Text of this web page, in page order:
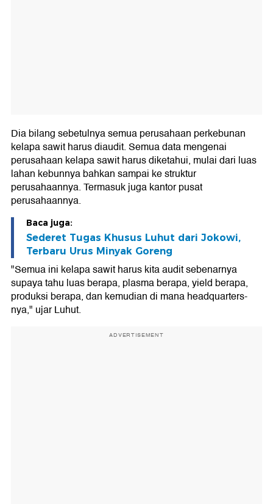
Dia bilang sebetulnya semua perusahaan perkebunan
kelapa sawit harus diaudit. Semua data mengenai
perusahaan kelapa sawit harus diketahui, mulai dari luas
lahan kebunnya bahkan sampai ke struktur
perusahaannya. Termasuk juga kantor pusat
perusahaannya.
Baca juga:
Sederet Tugas Khusus Luhut dari Jokowi,
Terbaru Urus Minyak Goreng
"Semua ini kelapa sawit harus kita audit sebenarnya
supaya tahu luas berapa, plasma berapa, yield berapa,
produksi berapa, dan kemudian di mana headquarters-
nya," ujar Luhut.
ADVERTISEMENT